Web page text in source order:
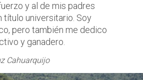
y al de mis padres
título universitario. Soy
pero también me dedico
y ganadero.
Cahuarquijo